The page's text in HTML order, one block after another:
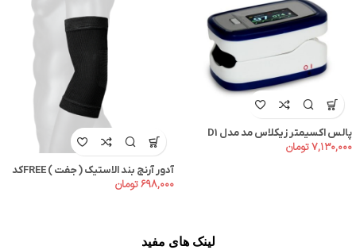
پالس اکسیمتر زیکلاس مد مدل D1
۷,۱۳۰,۰۰۰ تومان
آدور آرنج بند الاستيک ( جفت ) FREEکد
210030
۶۹۸,۰۰۰ تومان
لینک های مفید